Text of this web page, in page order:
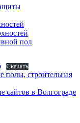
пол
Скачать
сайтов в Волгограде